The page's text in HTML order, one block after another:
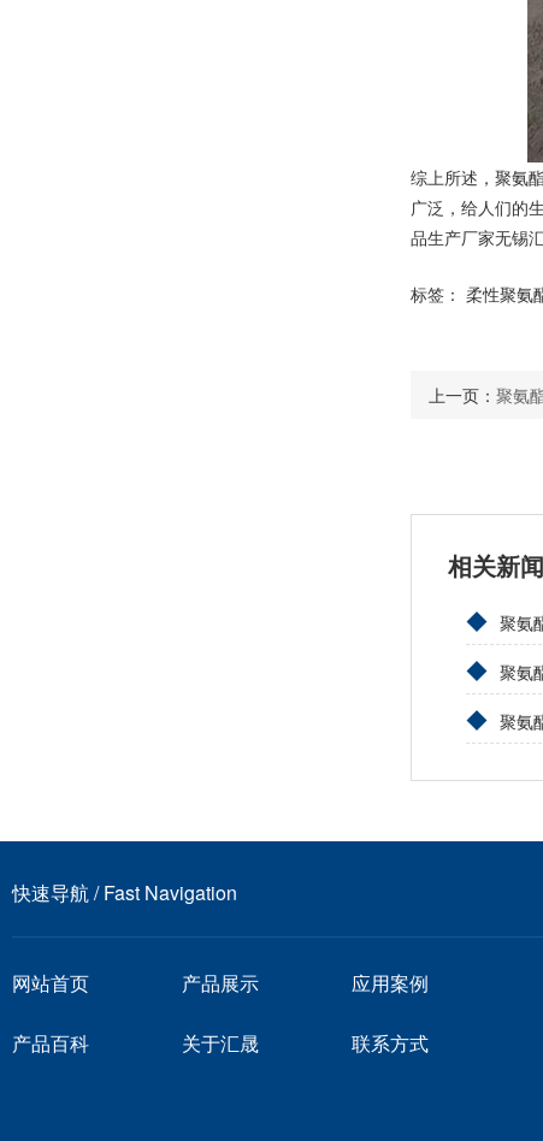
综上所述，聚氨
广泛，给人们的
品生产厂家无锡
标签： 柔性聚氨
上一页： 聚氨
相关新闻
◆ 聚氨
◆ 聚氨
◆ 聚氨
快速导航 / Fast Navigation
网站首页 产品展示 应用案例
产品百科 关于汇晟 联系方式